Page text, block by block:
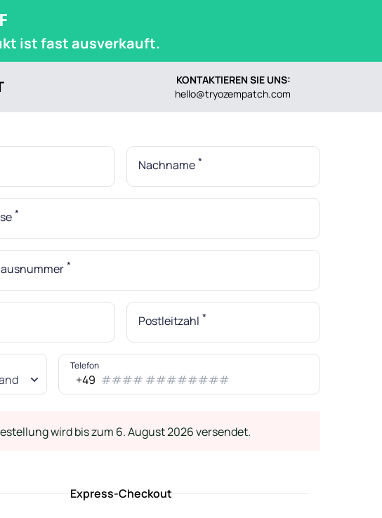
ist fast ausverkauft.
KONTAKTIEREN SIE UNS:
hello@tryozempatch.com
Nachname *
*
*
Postleitzahl *
Telefon
+49
wird bis zum 6. August 2026 versendet.
Express-Checkout